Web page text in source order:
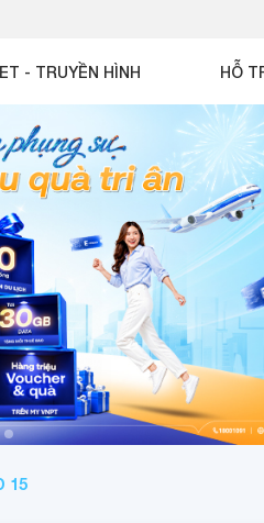
- TRUYỀN HÌNH HỖ
15